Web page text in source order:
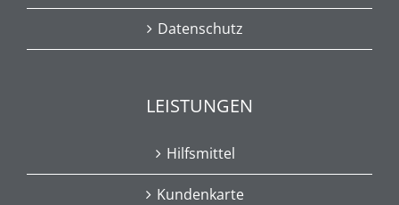
Datenschutz
LEISTUNGEN
Hilfsmittel
Kundenkarte